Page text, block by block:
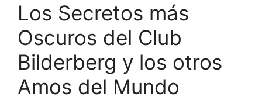
Los Secretos más
Oscuros del Club
Bilderberg y los otros
Amos del Mundo